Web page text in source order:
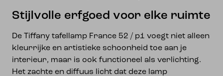
Stijlvolle erfgoed voor elke ruimte
De Tiffany tafellamp France 52 / p1 voegt niet alleen
kleurrijke en artistieke schoonheid toe aan je
interieur, maar is ook functioneel als verlichting.
Het zachte en diffuus licht dat deze lamp